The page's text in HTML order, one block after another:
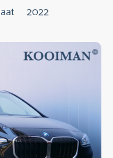
2022